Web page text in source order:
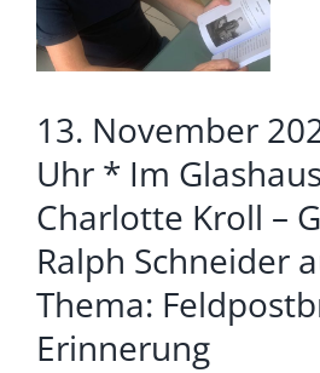
13. November
Uhr * Im
Charlotte Kroll –
Ralph Schneider
Thema:
Erinnerung